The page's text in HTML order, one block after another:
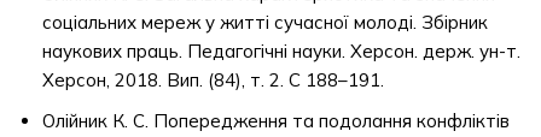
соціальних мереж у житті сучасної молоді. Збірник
наукових праць. Педагогічні науки. Херсон. держ. ун-т.
Херсон, 2018. Вип. (84), т. 2. С 188–191.
Олійник К. С. Попередження та подолання конфліктів